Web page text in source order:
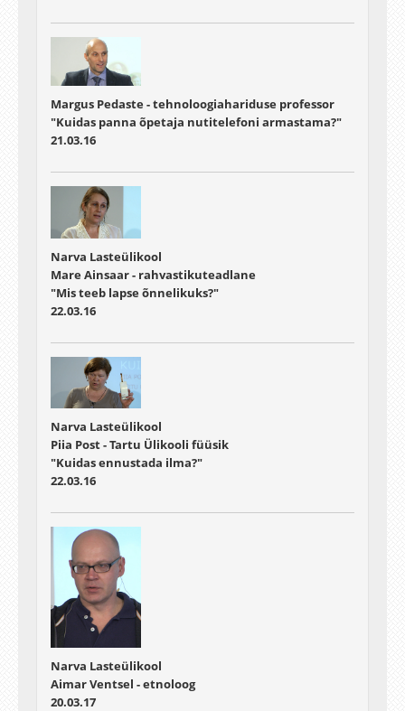
Margus Pedaste - tehnoloogiahariduse professor
"Kuidas panna õpetaja nutitelefoni armastama?"
21.03.16
Narva Lasteülikool
Mare Ainsaar - rahvastikuteadlane
"Mis teeb lapse õnnelikuks?"
22.03.16
Narva Lasteülikool
Piia Post - Tartu Ülikooli füüsik
"Kuidas ennustada ilma?"
22.03.16
Narva Lasteülikool
Aimar Ventsel - etnoloog
20.03.17